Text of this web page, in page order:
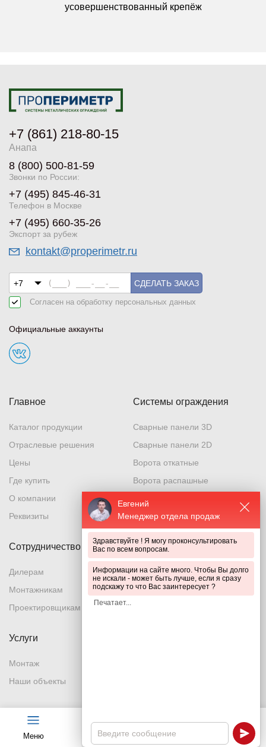
Меню Каталог Калькулятор Чат
усовершенствованный крепёж
Евгений
Менеджер отдела продаж
Здравствуйте ! Я могу проконсультировать
Вас по всем вопросам.
Информации на сайте много. Чтобы Вы долго
не искали - может быть лучше, если я сразу
подскажу то что Вас заинтересует ?
Главное
Каталог продукции
Отраслевые решения
Цены
Где купить
О компании
Реквизиты
Системы ограждения
Сварные панели 3D
Сварные панели 2D
Ворота откатные
Ворота распашные
Калитки
Столбы металлические
Крепления
Дополнительные крепления
Заборы и ограждения
Металлическая заборная
Сотрудничество
Дилерам
Монтажникам
Проектировщикам
Услуги
Монтаж
Наши объекты
+7 (861) 218-80-15
Анапа
8 (800) 500-81-59
Звонки по России:
+7 (495) 845-46-31
Телефон в Москве
+7 (495) 660-35-26
Экспорт за рубеж
kontakt@properimetr.ru
СДЕЛАТЬ ЗАКАЗ
Согласен на обработку персональных данных
Официальные аккаунты